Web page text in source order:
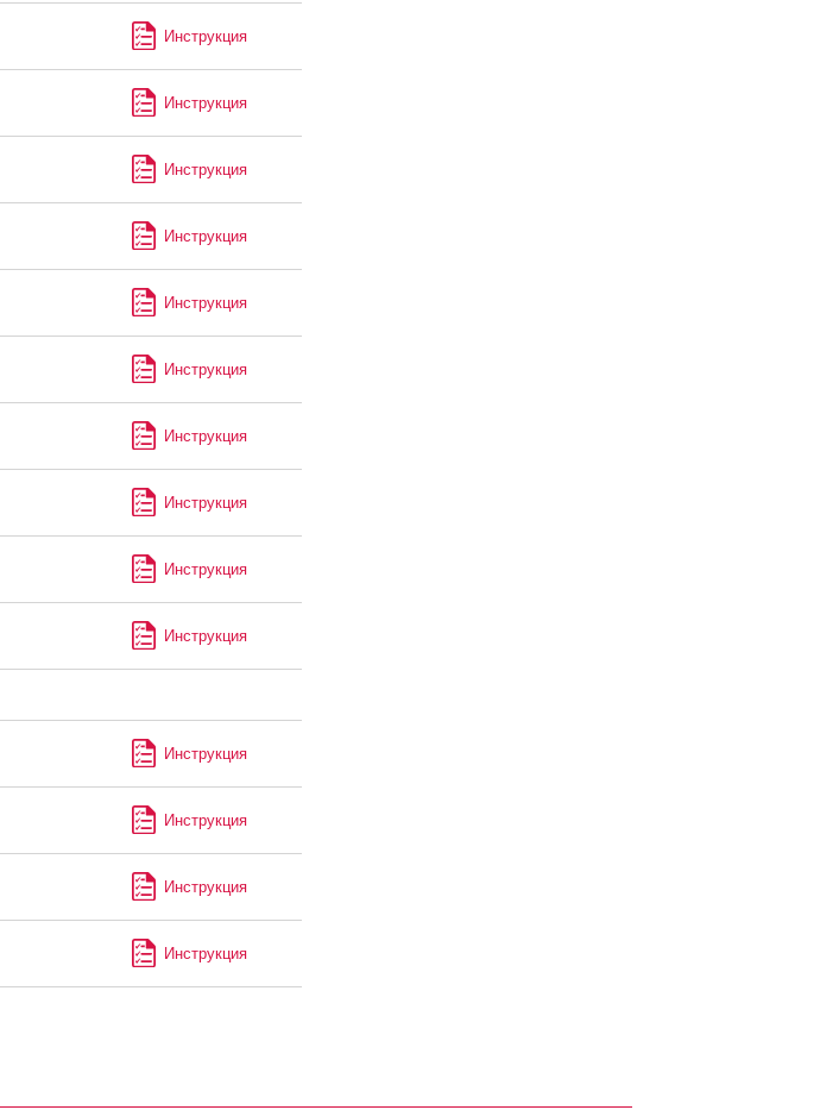
Инструкция
Инструкция
Инструкция
Инструкция
Инструкция
Инструкция
Инструкция
Инструкция
Инструкция
Инструкция
Инструкция
Инструкция
Инструкция
Инструкция